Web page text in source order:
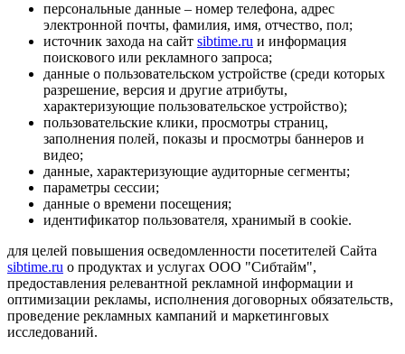
персональные данные – номер телефона, адрес
электронной почты, фамилия, имя, отчество, пол;
источник захода на сайт sibtime.ru и информация
поискового или рекламного запроса;
данные о пользовательском устройстве (среди которых
разрешение, версия и другие атрибуты,
характеризующие пользовательское устройство);
пользовательские клики, просмотры страниц,
заполнения полей, показы и просмотры баннеров и
видео;
данные, характеризующие аудиторные сегменты;
параметры сессии;
данные о времени посещения;
идентификатор пользователя, хранимый в cookie.
для целей повышения осведомленности посетителей Сайта
sibtime.ru о продуктах и услугах ООО "Сибтайм",
предоставления релевантной рекламной информации и
оптимизации рекламы, исполнения договорных обязательств,
проведение рекламных кампаний и маркетинговых
исследований.